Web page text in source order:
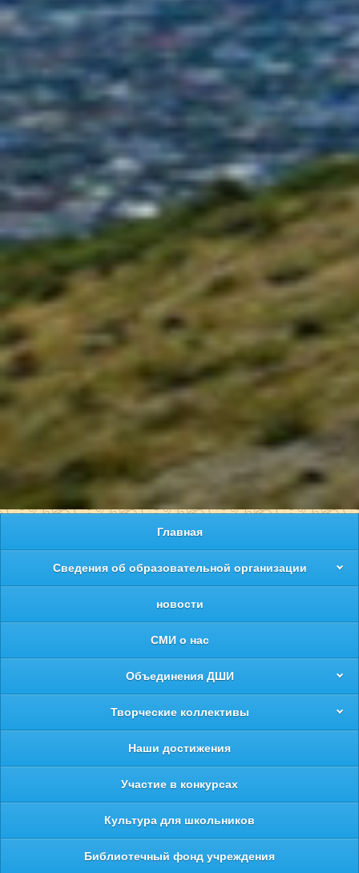
Главная
Сведения об образовательной организации
новости
СМИ о нас
Объединения ДШИ
Творческие коллективы
Наши достижения
Участие в конкурсах
Культура для школьников
Библиотечный фонд учреждения